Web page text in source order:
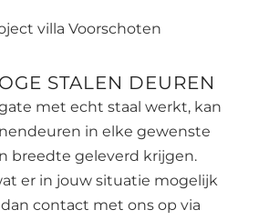
STALEN DEUREN
met echt staal werkt, kan
in elke gewenste
breedte geleverd krijgen.
er in jouw situatie mogelijk
contact met ons op via